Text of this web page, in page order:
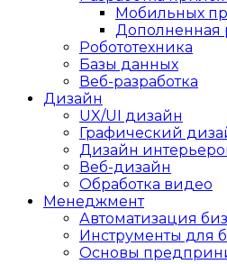
Мобильных
Дополненная
Робототехника
Базы данных
Веб-разработка
Дизайн
UX/UI дизайн
Графический
Дизайн
Веб-дизайн
Обработка видео
Менеджмент
Автоматизация
Инструменты для
Основы